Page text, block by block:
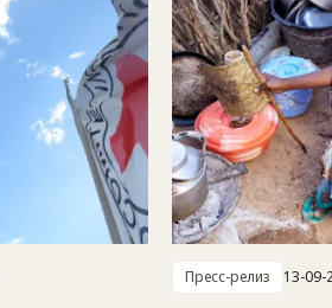
Пресс-релиз 13-09-